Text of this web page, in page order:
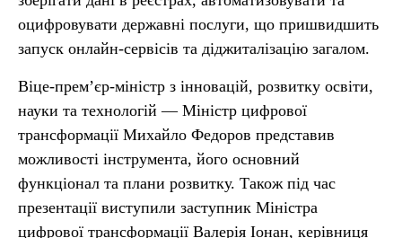
оцифровувати державні послуги, що пришвидшить
запуск онлайн-сервісів та діджиталізацію загалом.
Віце-прем’єр-міністр з інновацій, розвитку освіти,
науки та технологій — Міністр цифрової
трансформації Михайло Федоров представив
можливості інструмента, його основний
функціонал та плани розвитку. Також під час
презентації виступили заступник Міністра
цифрової трансформації Валерія Іонан, керівниця